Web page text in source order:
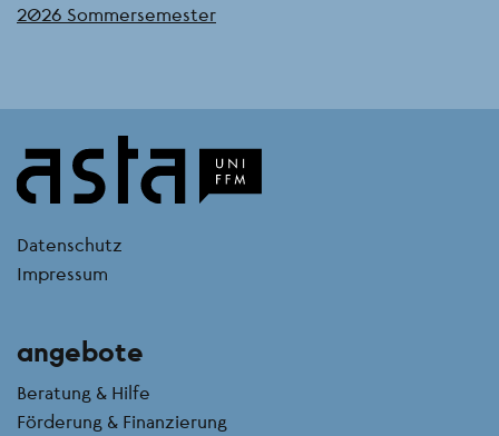
2026 Sommersemester
kontakt
Datenschutz
Impressum
angebote
Beratung & Hilfe
Förderung & Finanzierung